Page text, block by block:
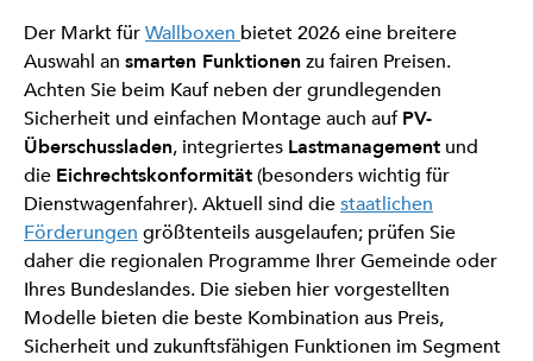
Der Markt fürWallboxen bietet 2026 eine breitere
Auswahl an smarten Funktionenzu fairen Preisen.
Achten Sie beim Kauf neben der grundlegenden
Sicherheit und einfachen Montage auch aufPV-
Überschussladen, integriertes Lastmanagement und
die Eichrechtskonformität(besonders wichtig für
Dienstwagenfahrer). Aktuell sind diestaatlichen
Förderungen größtenteils ausgelaufen; prüfen Sie
daher die regionalen Programme Ihrer Gemeinde oder
Ihres Bundeslandes. Die sieben hier vorgestellten
Modelle bieten die beste Kombination aus Preis,
Sicherheit und zukunftsfähigen Funktionen im Segment